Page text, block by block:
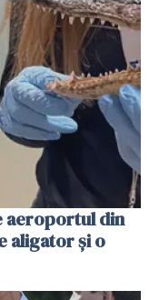
aeroportul din
aligator și o